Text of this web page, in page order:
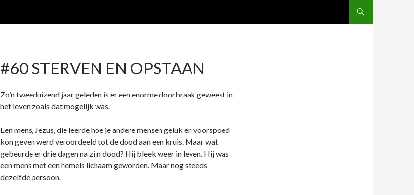
#60 STERVEN EN OPSTAAN
Zo’n tweeduizend jaar geleden is er een enorme doorbraak geweest in
het leven zoals dat mogelijk was.
Een mens, Jezus, die leerde hoe je andere mensen geluk en voorspoed
kon geven werd veroordeeld tot de dood aan een kruis. Maar wat
gebeurde er drie dagen na zijn dood? Hij bleek weer in leven. Hij was
een mens met een hemels lichaam geworden. Maar nog steeds
dezelfde persoon.